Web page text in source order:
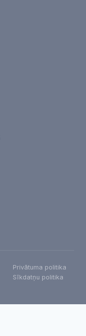
Privātuma politika
Sīkdatņu politika